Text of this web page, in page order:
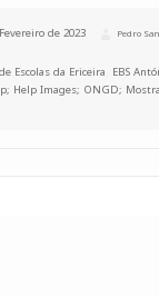
de 2023 Autor
Pedro
Escolas da Ericeira
EBS
Help Images; ONGD;